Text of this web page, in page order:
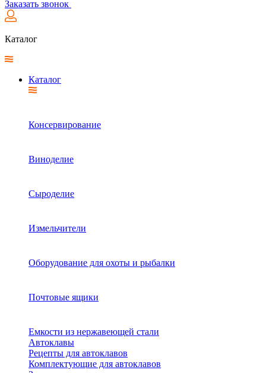
Заказать звонок
Каталог
Каталог
Консервирование
Виноделие
Сыроделие
Измельчители
Оборудование для охоты и рыбалки
Почтовые ящики
Емкости из нержавеющей стали
Автоклавы
Рецепты для автоклавов
Комплектующие для автоклавов